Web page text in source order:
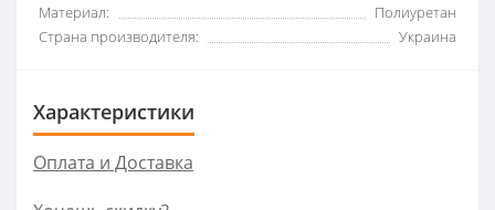
Материал:
Полиуретан
Страна производителя:
Украина
Характеристики
Оплата и Доставка